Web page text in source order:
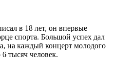
в 18 лет, он впервые
спорта. Большой успех дал
на каждый концерт молодого
тысяч человек.